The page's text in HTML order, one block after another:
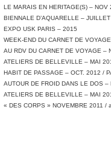
LE MARAIS EN HERITAGE(S) –
BIENNALE D’AQUARELLE –
EXPO USK PARIS – 2015
WEEK-END DU CARNET DE
AU RDV DU CARNET DE VOYAGE –
ATELIERS DE BELLEVILLE – MAI
HABIT DE PASSAGE – OCT. 2012 /
AUTOUR DE FROID DANS LE DOS
ATELIERS DE BELLEVILLE – MAI
« DES CORPS » NOVEMBRE 2011 /